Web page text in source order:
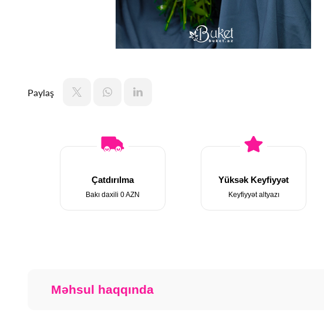
Paylaş
Çatdırılma
Bakı daxili 0 AZN
Yüksək Keyfiyyət
Keyfiyyət altyazı
Məhsul haqqında